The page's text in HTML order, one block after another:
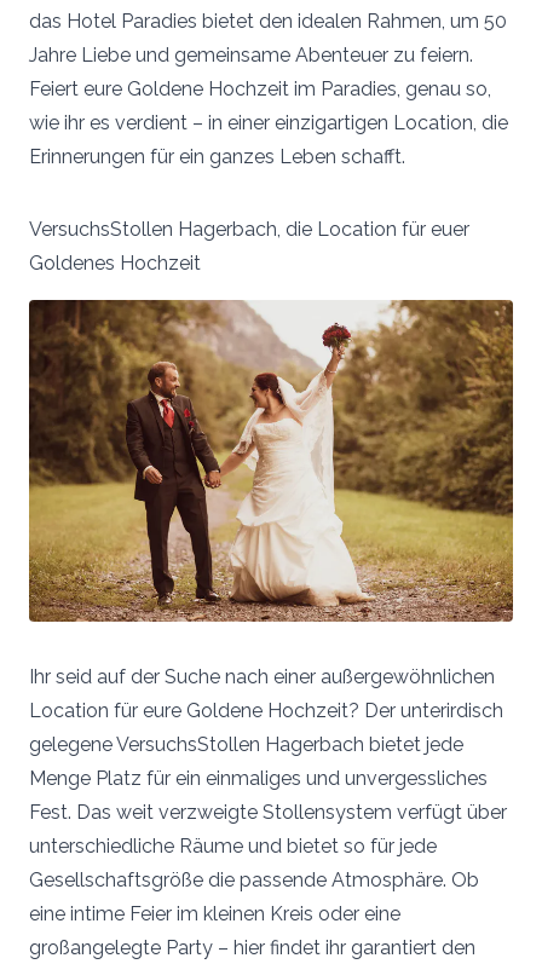
das Hotel Paradies bietet den idealen Rahmen, um 50
Jahre Liebe und gemeinsame Abenteuer zu feiern.
Feiert eure Goldene Hochzeit im Paradies, genau so,
wie ihr es verdient – in einer einzigartigen Location, die
Erinnerungen für ein ganzes Leben schafft.
VersuchsStollen Hagerbach, die Location für euer
Goldenes Hochzeit
Ihr seid auf der Suche nach einer außergewöhnlichen
Location für eure Goldene Hochzeit? Der unterirdisch
gelegene VersuchsStollen Hagerbach bietet jede
Menge Platz für ein einmaliges und unvergessliches
Fest. Das weit verzweigte Stollensystem verfügt über
unterschiedliche Räume und bietet so für jede
Gesellschaftsgröße die passende Atmosphäre. Ob
eine intime Feier im kleinen Kreis oder eine
großangelegte Party – hier findet ihr garantiert den